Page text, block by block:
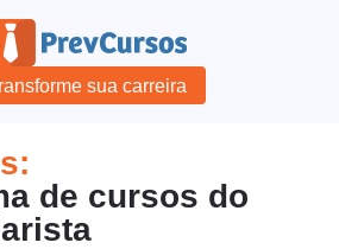
sua carreira
de cursos do